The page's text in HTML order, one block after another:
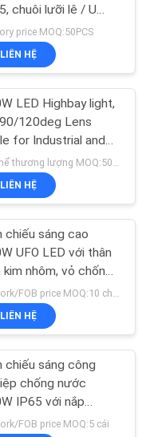
nổ
102
57
323
chuôi lưỡi lê / U
/ nhẫn gắn
price MOQ:50PCS
LIÊN HỆ
LED Highbay light,
120deg Lens
for Industrial and
lighting
LIÊN HỆ
chiếu sáng cao
UFO LED với thân
kim nhôm, vỏ chống
LIÊN HỆ
chiếu sáng công
chống nước
IP65 với nắp
lóa
FOB price MOQ:5 cái